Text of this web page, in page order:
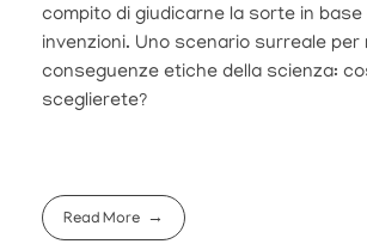
compito di giudicarne la sorte in base
invenzioni. Uno scenario surreale
conseguenze etiche della scienza:
sceglierete?
Read More